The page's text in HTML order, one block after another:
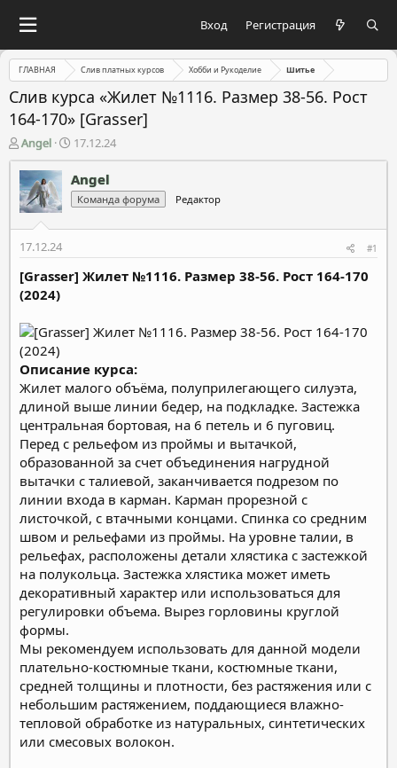
Вход Регистрация
ГЛАВНАЯ Слив платных курсов Хобби и Рукоделие Шитье
Слив курса «Жилет №1116. Размер 38-56. Рост
164-170» [Grasser]
А
в
т
о
р
м
ы
Angel
Д
а
т
а
н
а
л
а
17.12.24
Angel
Команда форума Редактор
17.12.24 #1
[Grasser] Жилет №1116. Размер 38-56. Рост 164-170
(2024)
Описание курса:
Жилет малого объёма, полуприлегающего силуэта,
длиной выше линии бедер, на подкладке. Застежка
центральная бортовая, на 6 петель и 6 пуговиц.
Перед с рельефом из проймы и вытачкой,
образованной за счет объединения нагрудной
вытачки с талиевой, заканчивается подрезом по
линии входа в карман. Карман прорезной с
листочкой, с втачными концами. Спинка со средним
швом и рельефами из проймы. На уровне талии, в
рельефах, расположены детали хлястика с застежкой
на полукольца. Застежка хлястика может иметь
декоративный характер или использоваться для
регулировки объема. Вырез горловины круглой
формы.
Мы рекомендуем использовать для данной модели
плательно-костюмные ткани, костюмные ткани,
средней толщины и плотности, без растяжения или с
небольшим растяжением, поддающиеся влажно-
тепловой обработке из натуральных, синтетических
или смесовых волокон.